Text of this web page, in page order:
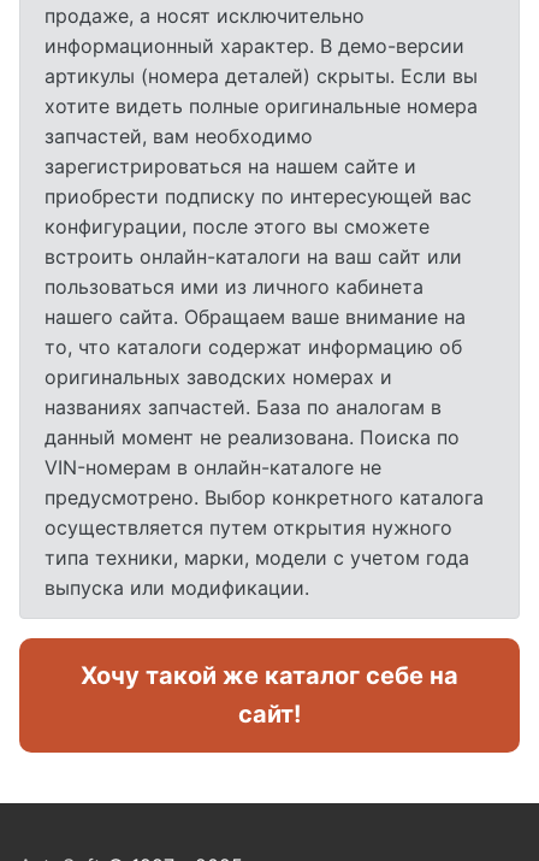
продаже, а носят исключительно
информационный характер. В демо-версии
артикулы (номера деталей) скрыты. Если вы
хотите видеть полные оригинальные номера
запчастей, вам необходимо
зарегистрироваться на нашем сайте и
приобрести подписку по интересующей вас
конфигурации, после этого вы сможете
встроить онлайн-каталоги на ваш сайт или
пользоваться ими из личного кабинета
нашего сайта. Обращаем ваше внимание на
то, что каталоги содержат информацию об
оригинальных заводских номерах и
названиях запчастей. База по аналогам в
данный момент не реализована. Поиска по
VIN-номерам в онлайн-каталоге не
предусмотрено. Выбор конкретного каталога
осуществляется путем открытия нужного
типа техники, марки, модели с учетом года
выпуска или модификации.
Хочу такой же каталог себе на
сайт!